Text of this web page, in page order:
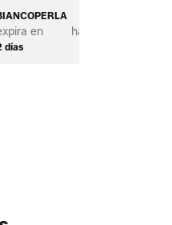
en
días
hasta *